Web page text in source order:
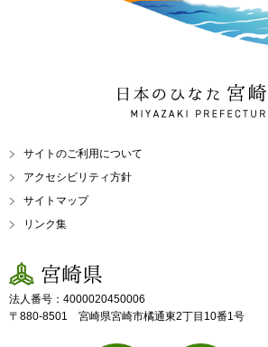
日本のひなた 宮崎県
MIYAZAKI PREFECTURE
サイトのご利用について
アクセシビリティ方針
サイトマップ
リンク集
宮崎県
法人番号：4000020450006
〒880-8501 宮崎県宮崎市橘通東2丁目10番1号